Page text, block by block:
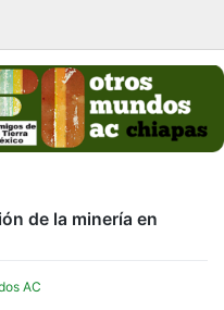
de la minería en
AC